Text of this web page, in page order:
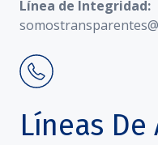
Línea de Integridad:
Líneas